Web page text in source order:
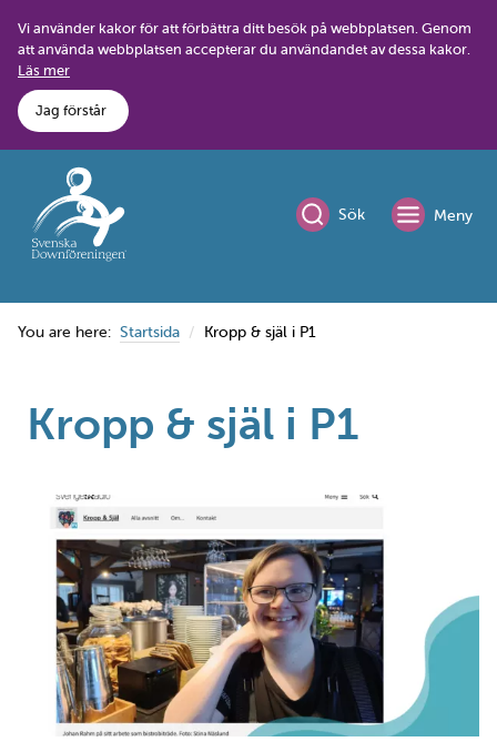
content
Vi använder kakor för att förbättra ditt besök på webbplatsen. Genom
att använda webbplatsen accepterar du användandet av dessa kakor.
Läs mer
Jag förstår
Sök Meny
You are here: Startsida Kropp & själ i P1
Kropp & själ i P1